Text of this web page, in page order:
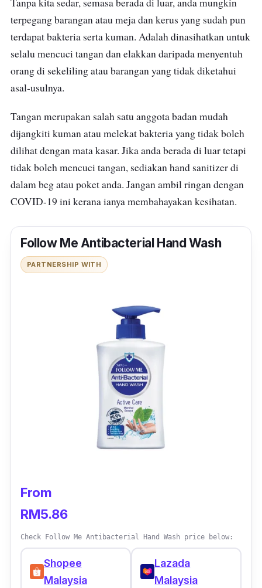
terpegang barangan atau meja dan kerus yang sudah pun
terdapat bakteria serta kuman. Adalah dinasihatkan untuk
selalu mencuci tangan dan elakkan daripada menyentuh
orang di sekeliling atau barangan yang tidak diketahui
asal-usulnya.
Tangan merupakan salah satu anggota badan mudah
dijangkiti kuman atau melekat bakteria yang tidak boleh
dilihat dengan mata kasar. Jika anda berada di luar tetapi
tidak boleh mencuci tangan, sediakan hand sanitizer di
dalam beg atau poket anda. Jangan ambil ringan dengan
COVID-19 ini kerana ianya membahayakan kesihatan.
Follow Me Antibacterial Hand Wash
PARTNERSHIP WITH
From
RM5.86
Check Follow Me Antibacterial Hand Wash price below:
Shopee
Malaysia
Lazada
Malaysia